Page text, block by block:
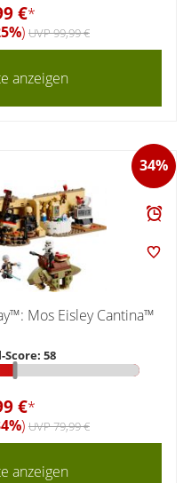
€*
) UVP 99,99 €
anzeigen
34%
Mos Eisley Cantina™
Score: 58
€*
) UVP 79,99 €
anzeigen